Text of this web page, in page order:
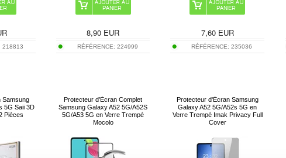
218813
8,90 EUR
RÉFÉRENCE: 224999
7,60EUR
RÉFÉRENCE:235036
Samsung
5G Saii 3D
Pièces
Protecteur d’Écran Complet
Samsung Galaxy A52 5G/A52S
5G/A53 5G en Verre Trempé
Mocolo
Protecteur d'Écran Samsung
Galaxy A52 5G/A52s 5G en
Verre Trempé Imak Privacy Full
Cover